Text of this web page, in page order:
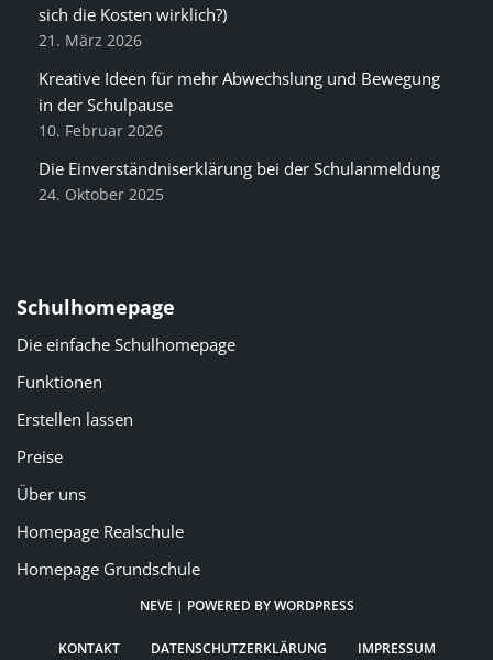
sich die Kosten wirklich?)
21. März 2026
Kreative Ideen für mehr Abwechslung und Bewegung
in der Schulpause
10. Februar 2026
Die Einverständniserklärung bei der Schulanmeldung
24. Oktober 2025
Schulhomepage
Die einfache Schulhomepage
Funktionen
Erstellen lassen
Preise
Über uns
Homepage Realschule
Homepage Grundschule
NEVE | POWERED BYWORDPRESS
KONTAKT DATENSCHUTZERKLÄRUNG IMPRESSUM